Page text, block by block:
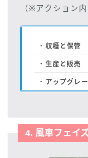
（※アクション
・ 収穫と保管
・ 生産と販売
・ アップグレ
4. 風車フェイズ